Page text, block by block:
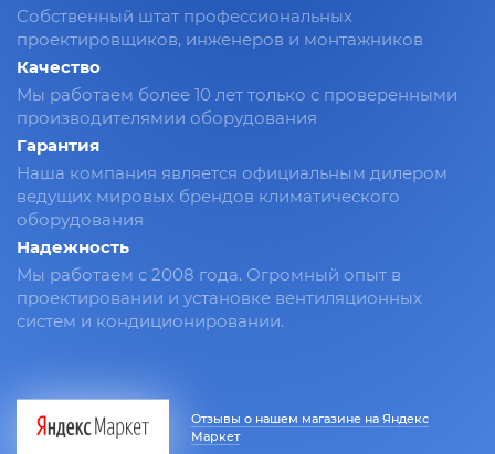
Собственный штат профессиональных
проектировщиков, инженеров и монтажников
Качество
Мы работаем более 10 лет только с проверенными
производителямии оборудования
Гарантия
Наша компания является официальным дилером
ведущих мировых брендов климатического
оборудования
Надежность
Мы работаем с 2008 года. Огромный опыт в
проектировании и установке вентиляционных
систем и кондиционировании.
Отзывы о нашем магазине на Яндекс
Маркет